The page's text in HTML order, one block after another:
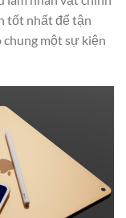
tốt nhất để tận
chung một sự kiện